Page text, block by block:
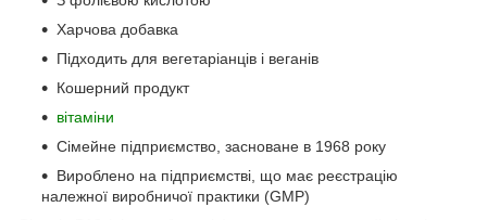
Харчова добавка
Підходить для вегетаріанців і веганів
Кошерний продукт
вітаміни
Сімейне підприємство, засноване в 1968 року
Вироблено на підприємстві, що має реєстрацію
належної виробничої практики (GMP)